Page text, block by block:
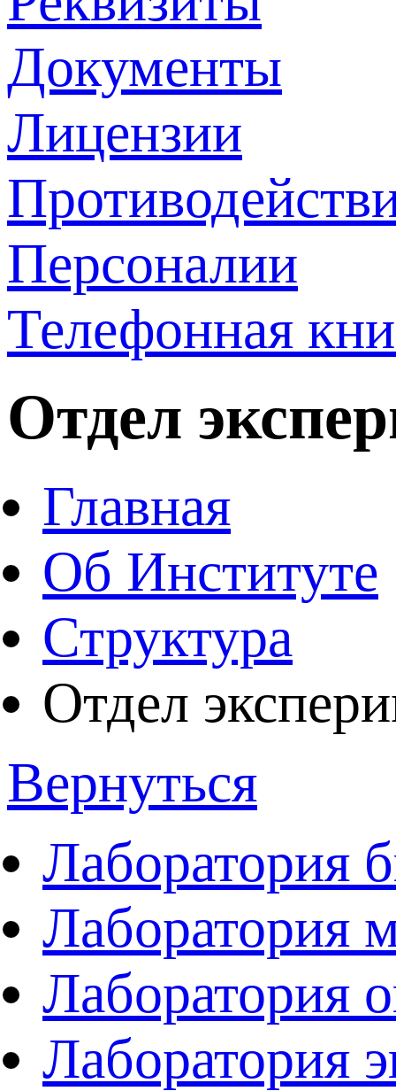
Документы
Лицензии
Персоналии
Телефонная
Отдел
Главная
Об Институте
Структура
Отдел
Вернуться
Лаборатория
Лаборатория
Лаборатория
Лаборатория